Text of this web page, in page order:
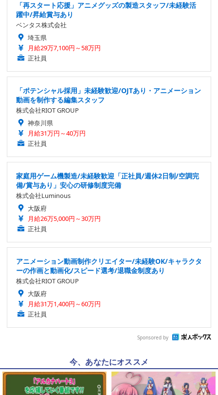
「再スタート応援」アニメグッズの製造スタッフ/未経験活
躍中/昇給賞与あり
ベンタス株式会社
埼玉県
月給29万7,100円～58万円
正社員
「ポテンシャル採用」未経験歓迎/OJTあり・アニメーション
動画を制作する編集スタッフ
株式会社RIOT GROUP
神奈川県
月給31万円～40万円
正社員
家庭用ゲーム機製造/未経験歓迎「正社員/週休2日制/空調完
備/賞与あり」安心の研修制度完備
株式会社Luminous
大阪府
月給26万5,000円～30万円
正社員
アニメーション動画制作クリエイター/未経験OK/キャラクタ
ーの作画と動画化/スピード選考/退職金制度あり
株式会社RIOT GROUP
大阪府
月給31万1,400円～60万円
正社員
Sponsored by
今、あなたにオススメ